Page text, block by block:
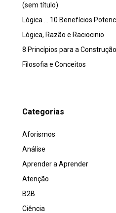
(sem título)
Lógica … 10 Benefícios
Lógica, Razão e Raciocinio
8 Princípios para a
Filosofia e Conceitos
Categorias
Aforismos
Análise
Aprender a Aprender
Atenção
B2B
Ciência